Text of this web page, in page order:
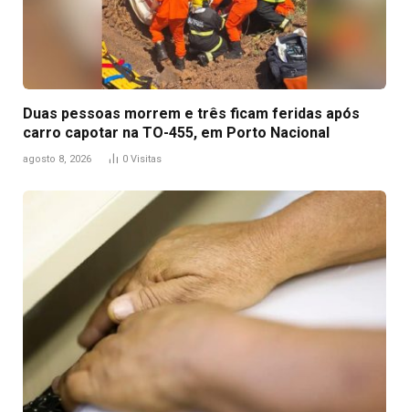
Duas pessoas morrem e três ficam feridas após
carro capotar na TO-455, em Porto Nacional
agosto 8, 2026 0 Visitas